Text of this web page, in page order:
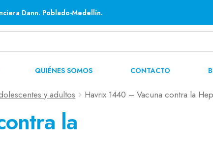
Dann. Poblado-Medellín.
QUIÉNES SOMOS CONTACTO
y adultos Havrix 1440 – Vacuna contra la
la